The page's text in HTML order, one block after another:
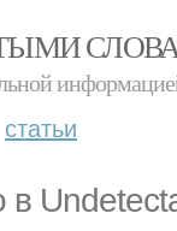
статьи
в